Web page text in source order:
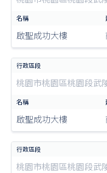
啟聖成功大樓
桃園市桃園區桃園段武
啟聖成功大樓
桃園市桃園區桃園段武